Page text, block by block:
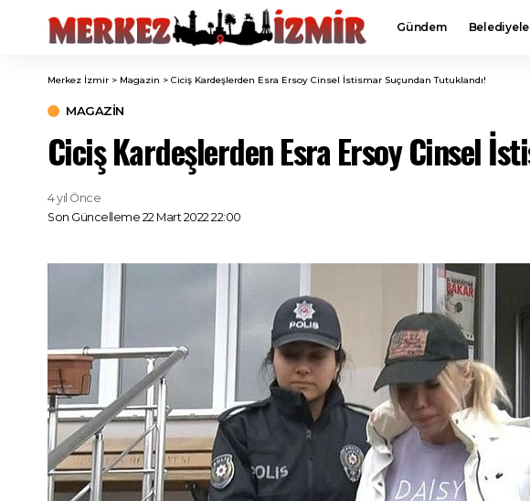
Gündem
Merkez İzmir > Magazin > Ciciş Kardeşlerden Esra Ersoy Cinsel İstismar Suçundan Tutuklandı!
MAGAZIN
Ciciş Kardeşlerden Esra Ersoy Cinsel
Son Güncelleme 22 Mart 2022 22:00
4 yıl Önce